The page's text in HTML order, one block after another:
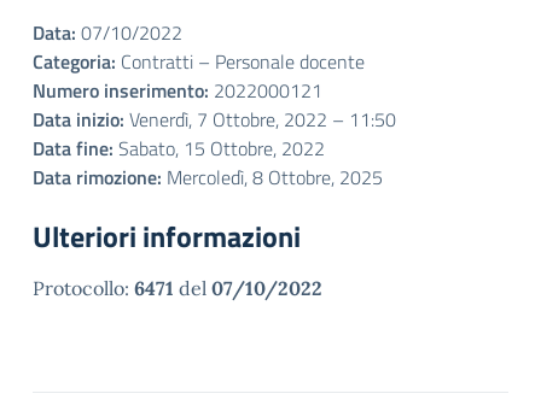
Data: 07/10/2022
Categoria: Contratti – Personale docente
Numero inserimento: 2022000121
Data inizio: Venerdì, 7 Ottobre, 2022 – 11:50
Data fine: Sabato, 15 Ottobre, 2022
Data rimozione: Mercoledì, 8 Ottobre, 2025
Ulteriori informazioni
Protocollo: 6471 del 07/10/2022